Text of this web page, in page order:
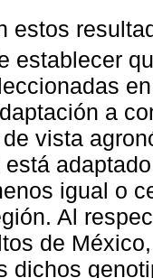
estos
establecer
a
vista
igual o
Al
de
dichos